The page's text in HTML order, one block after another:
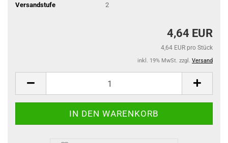
Versandstufe
2
4,64 EUR
4,64 EUR pro Stück
inkl. 19% MwSt. zzgl. Versand